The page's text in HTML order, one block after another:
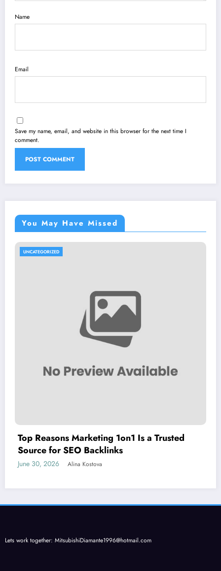
Name
Email
Save my name, email, and website in this browser for the next time I
comment.
You May Have Missed
UNCATEGORIZED
Top Reasons Marketing 1on1 Is a Trusted
Source for SEO Backlinks
June 30, 2026 Alina Kostova
Lets work together: MitsubishiDiamante1996@hotmail.com